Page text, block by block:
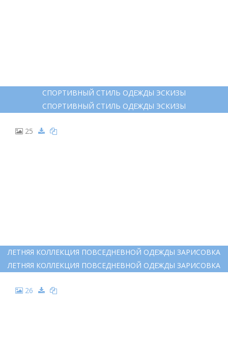
СПОРТИВНЫЙ СТИЛЬ ОДЕЖДЫ ЭСКИЗЫ
СПОРТИВНЫЙ СТИЛЬ ОДЕЖДЫ ЭСКИЗЫ
25
ЛЕТНЯЯ КОЛЛЕКЦИЯ ПОВСЕДНЕВНОЙ ОДЕЖДЫ ЗАРИСОВКА
ЛЕТНЯЯ КОЛЛЕКЦИЯ ПОВСЕДНЕВНОЙ ОДЕЖДЫ ЗАРИСОВКА
26